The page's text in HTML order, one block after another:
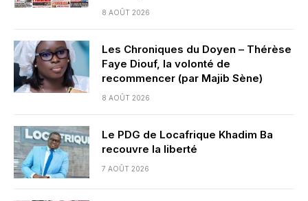
8 AOÛT 2026
Les Chroniques du Doyen – Thérèse
Faye Diouf, la volonté de
recommencer (par Majib Sène)
8 AOÛT 2026
Le PDG de Locafrique Khadim Ba
recouvre la liberté
7 AOÛT 2026